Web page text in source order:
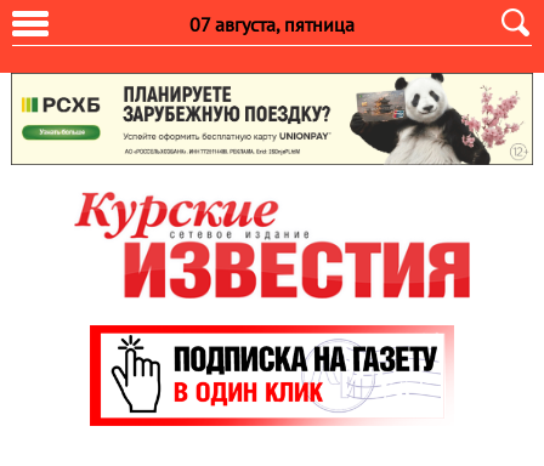
07 августа, пятница